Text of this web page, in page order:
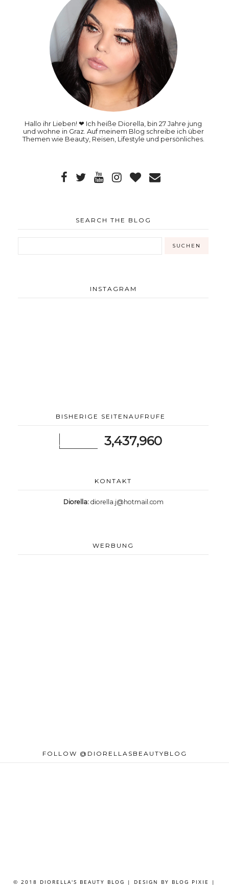
Hallo ihr Lieben! ❤ Ich heiße Diorella, bin 27 Jahre jung
und wohne in Graz. Auf meinem Blog schreibe ich über
Themen wie Beauty, Reisen, Lifestyle und persönliches.
SEARCH THE BLOG
INSTAGRAM
BISHERIGE SEITENAUFRUFE
3,437,960
KONTAKT
Diorella: diorella.j@hotmail.com
WERBUNG
FOLLOW @DIORELLASBEAUTYBLOG
© 2018 DIORELLA'S BEAUTY BLOG | DESIGN BY BLOG PIXIE |